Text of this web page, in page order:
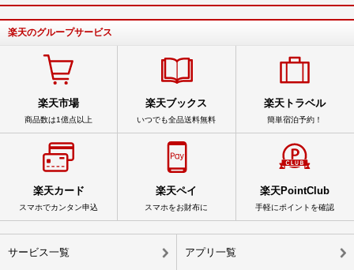
楽天のグループサービス
楽天市場
商品数は1億点以上
楽天ブックス
いつでも全品送料無料
楽天トラベル
簡単宿泊予約！
楽天カード
スマホでカンタン申込
楽天ペイ
スマホをお財布に
楽天PointClub
手軽にポイントを確認
サービス一覧 アプリ一覧